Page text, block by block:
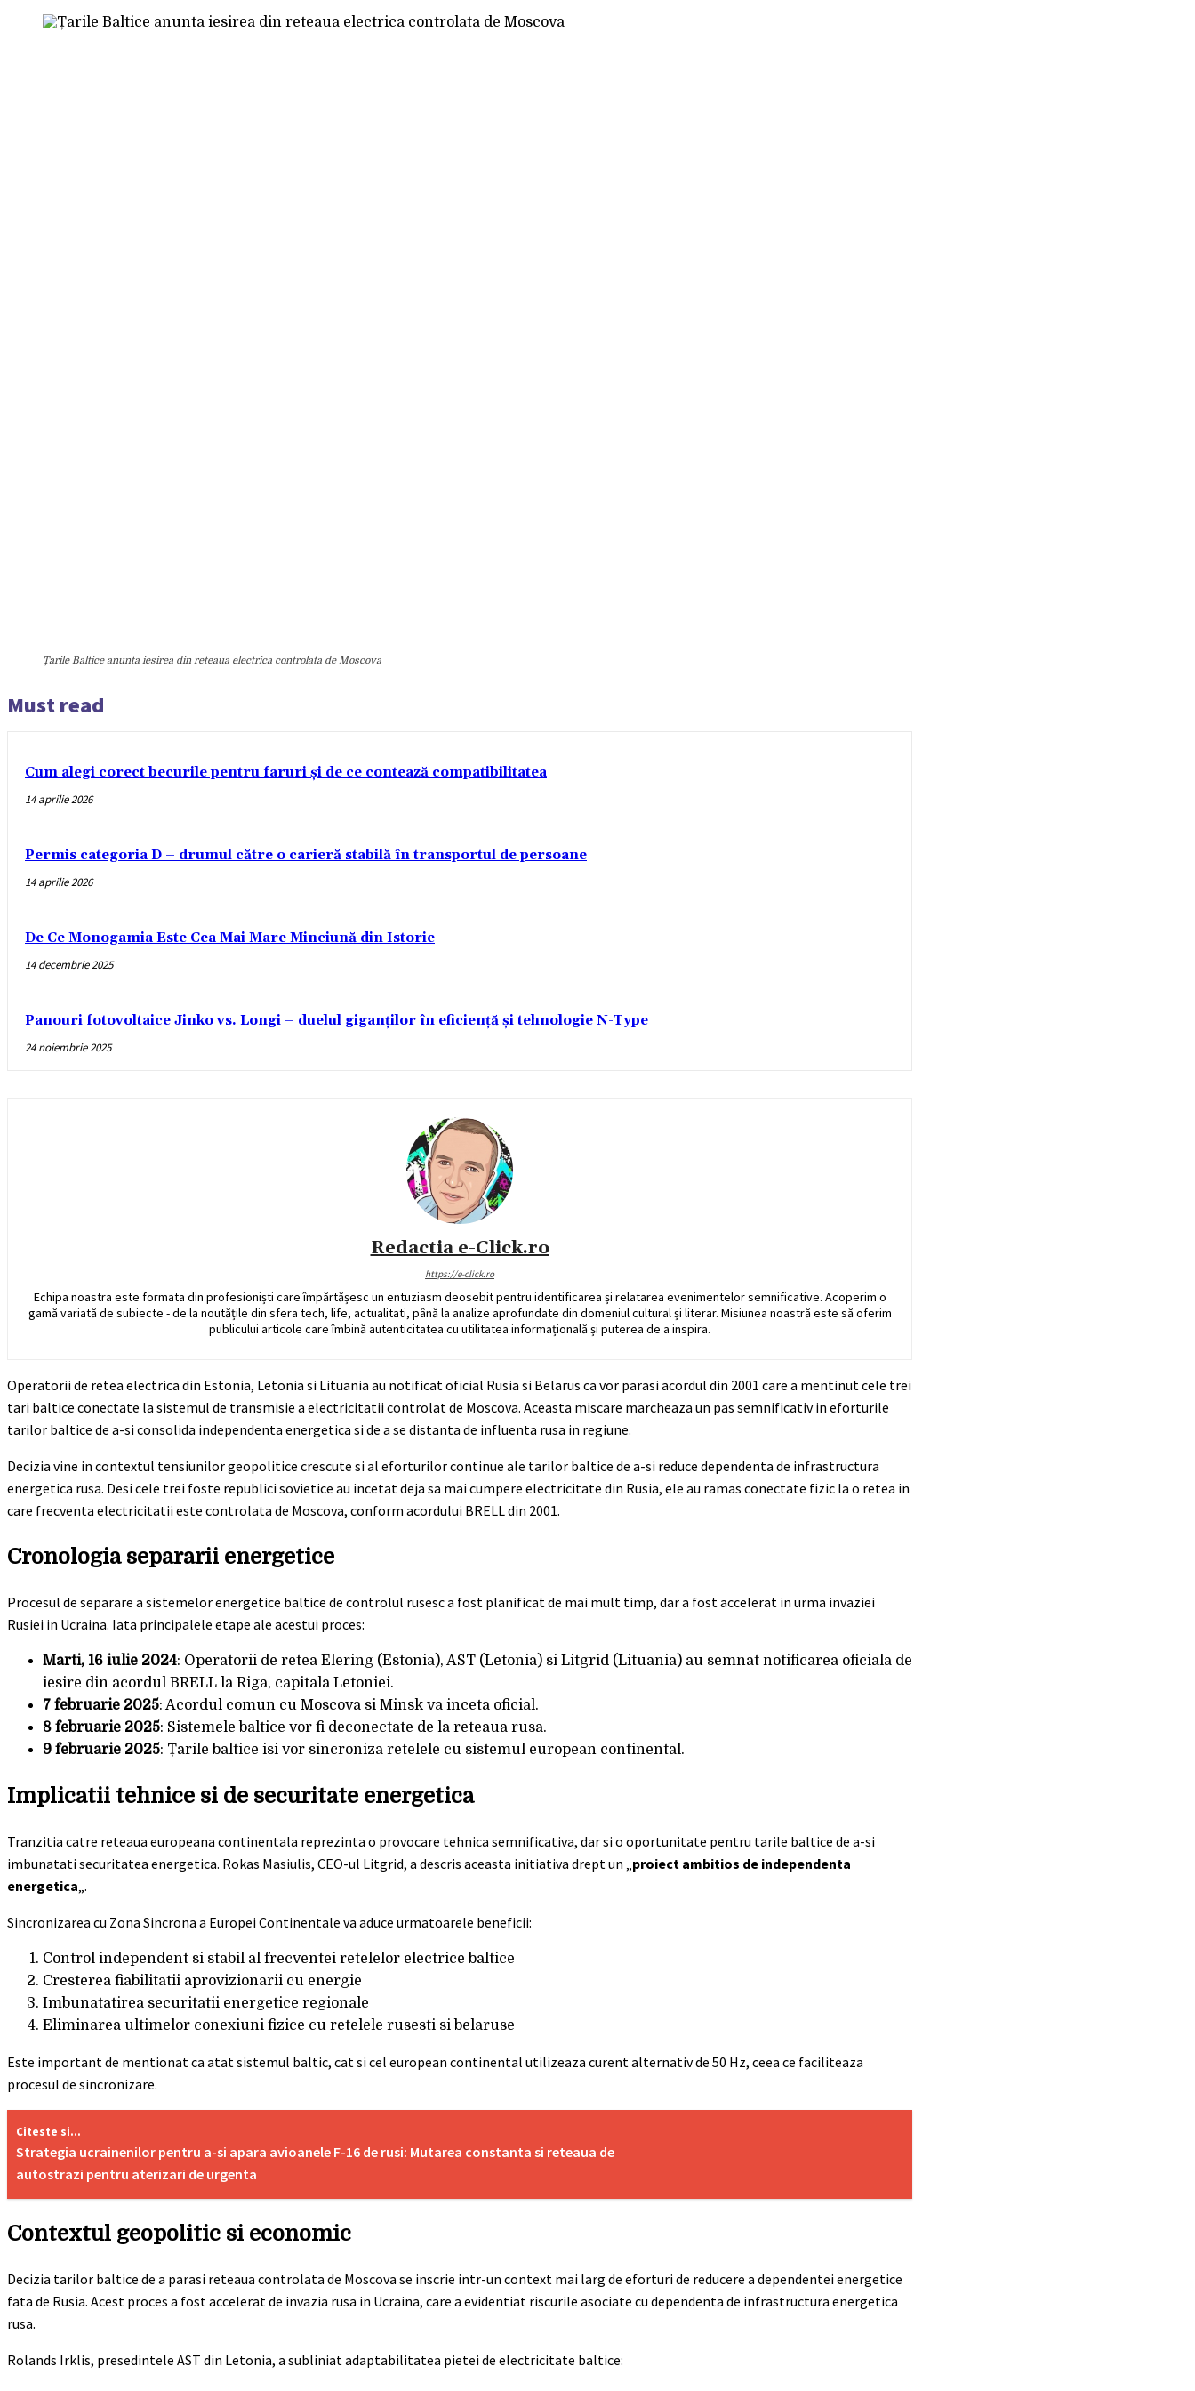
Țarile Baltice anunta iesirea din reteaua electrica controlata de Moscova
Must read
Cum alegi corect becurile pentru faruri și de ce contează compatibilitatea
14 aprilie 2026
Permis categoria D – drumul către o carieră stabilă în transportul de persoane
14 aprilie 2026
De Ce Monogamia Este Cea Mai Mare Minciună din Istorie
14 decembrie 2025
Panouri fotovoltaice Jinko vs. Longi – duelul giganților în eficiență și tehnologie N-Type
24 noiembrie 2025
Redactia e-Click.ro
https://e-click.ro
Echipa noastra este formata din profesioniști care împărtășesc un entuziasm deosebit pentru identificarea și relatarea evenimentelor semnificative. Acoperim o
gamă variată de subiecte - de la noutățile din sfera tech, life, actualitati, până la analize aprofundate din domeniul cultural și literar. Misiunea noastră este să oferim
publicului articole care îmbină autenticitatea cu utilitatea informațională și puterea de a inspira.
Operatorii de retea electrica din Estonia, Letonia si Lituania au notificat oficial Rusia si Belarus ca vor parasi acordul din 2001 care a mentinut cele trei
tari baltice conectate la sistemul de transmisie a electricitatii controlat de Moscova. Aceasta miscare marcheaza un pas semnificativ in eforturile
tarilor baltice de a-si consolida independenta energetica si de a se distanta de influenta rusa in regiune.
Decizia vine in contextul tensiunilor geopolitice crescute si al eforturilor continue ale tarilor baltice de a-si reduce dependenta de infrastructura
energetica rusa. Desi cele trei foste republici sovietice au incetat deja sa mai cumpere electricitate din Rusia, ele au ramas conectate fizic la o retea in
care frecventa electricitatii este controlata de Moscova, conform acordului BRELL din 2001.
Cronologia separarii energetice
Procesul de separare a sistemelor energetice baltice de controlul rusesc a fost planificat de mai mult timp, dar a fost accelerat in urma invaziei
Rusiei in Ucraina. Iata principalele etape ale acestui proces:
Marti, 16 iulie 2024: Operatorii de retea Elering (Estonia), AST (Letonia) si Litgrid (Lituania) au semnat notificarea oficiala de
iesire din acordul BRELL la Riga, capitala Letoniei.
7 februarie 2025: Acordul comun cu Moscova si Minsk va inceta oficial.
8 februarie 2025: Sistemele baltice vor fi deconectate de la reteaua rusa.
9 februarie 2025: Țarile baltice isi vor sincroniza retelele cu sistemul european continental.
Implicatii tehnice si de securitate energetica
Tranzitia catre reteaua europeana continentala reprezinta o provocare tehnica semnificativa, dar si o oportunitate pentru tarile baltice de a-si
imbunatati securitatea energetica. Rokas Masiulis, CEO-ul Litgrid, a descris aceasta initiativa drept un „proiect ambitios de independenta
energetica„.
Sincronizarea cu Zona Sincrona a Europei Continentale va aduce urmatoarele beneficii:
Control independent si stabil al frecventei retelelor electrice baltice
Cresterea fiabilitatii aprovizionarii cu energie
Imbunatatirea securitatii energetice regionale
Eliminarea ultimelor conexiuni fizice cu retelele rusesti si belaruse
Este important de mentionat ca atat sistemul baltic, cat si cel european continental utilizeaza curent alternativ de 50 Hz, ceea ce faciliteaza
procesul de sincronizare.
Citeste si...
Strategia ucrainenilor pentru a-si apara avioanele F-16 de rusi: Mutarea constanta si reteaua de
autostrazi pentru aterizari de urgenta
Contextul geopolitic si economic
Decizia tarilor baltice de a parasi reteaua controlata de Moscova se inscrie intr-un context mai larg de eforturi de reducere a dependentei energetice
fata de Rusia. Acest proces a fost accelerat de invazia rusa in Ucraina, care a evidentiat riscurile asociate cu dependenta de infrastructura energetica
rusa.
Rolands Irklis, presedintele AST din Letonia, a subliniat adaptabilitatea pietei de electricitate baltice: